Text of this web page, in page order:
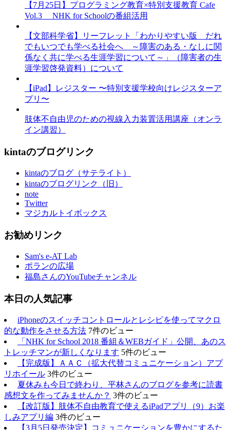
【7月25日】プログラミング教育×特別支援教育 Cafe
Vol.3 NHK for Schoolの番組活用
【文部科学省】リーフレット「わかりやすい版 だれ
でもいつでも学べる社会へ ～障害のある・なしに関
係なく共に学べる生涯学習について～」（障害者の生
涯学習啓発資料）について
【iPad】レジスター 〜特別支援学校向けレジスターア
プリ〜
肢体不自由児のための視線入力装置活用講座（オンラ
イン講習）
kintaのブログリンク
kintaのブログ（サテライト）
kintaのブログリンク（旧）
note
Twitter
マジカルトイボックス
お勧めリンク
Sam's e-AT Lab
ポランの広場
福島さんのYouTubeチャンネル
本日の人気記事
iPhoneのスイッチコントロールとレシピを使ってマクロ
的な動作をさせる方法 7件のビュー
「NHK for School 2018 番組＆WEBガイド」公開、あのス
トレッチマンが新しくなります 5件のビュー
【完成版】ＡＡＣ（拡大代替コミュニケーション）アプ
リホイール 3件のビュー
夏休みも今日で終わり、平林さんのブログを参考に読書
感想文を作ってみませんか？ 3件のビュー
【改訂版】肢体不自由教育で使えるiPadアプリ（9）お楽
しみアプリ編 3件のビュー
【3月5日発売決定】コミュニケーションを豊かにするた